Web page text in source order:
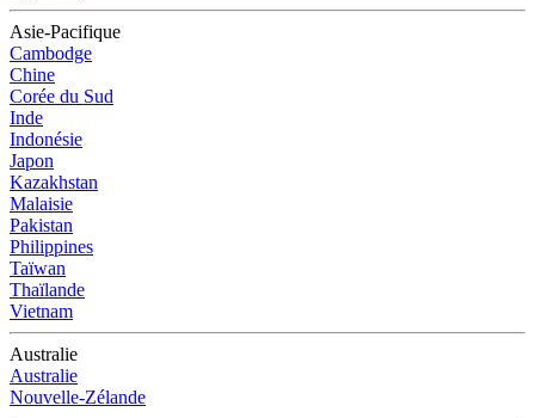
Asie-Pacifique
Cambodge
Chine
Corée du Sud
Inde
Indonésie
Japon
Kazakhstan
Malaisie
Pakistan
Philippines
Taïwan
Thaïlande
Vietnam
Australie
Australie
Nouvelle-Zélande